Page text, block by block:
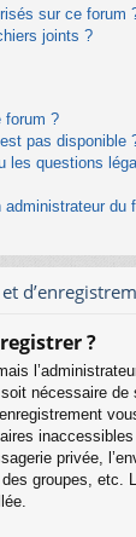
sur ce forum
joints ?
forum ?
pas disponible
les questions
du
?
nécessaire de
privée,
groupes, etc.